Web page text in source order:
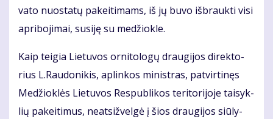
va­to nuo­sta­tų pa­kei­ti­mams, iš jų bu­vo iš­brauk­ti vi­si
ap­ri­bo­ji­mai, su­si­ję su me­džiok­le.
Kaip tei­gia Lie­tu­vos or­ni­to­lo­gų drau­gi­jos di­rek­to­
rius L.Rau­do­ni­kis, ap­lin­kos mi­nist­ras, pa­tvir­ti­nęs
Me­džiok­lės Lie­tu­vos Res­pub­li­kos te­ri­to­ri­jo­je tai­syk­
lių pa­kei­ti­mus, neat­si­žvel­gė į šios drau­gi­jos siū­ly­